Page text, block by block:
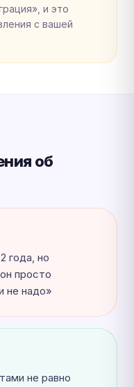
и это
с вашей
об
года, но
просто
не надо»
не равно